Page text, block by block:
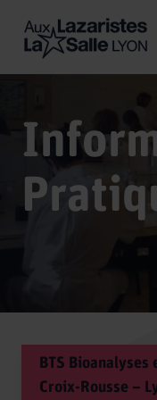
BTS
Croix-Rousse –